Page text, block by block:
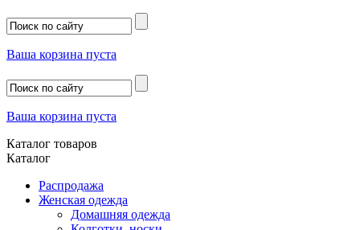
Ваша корзина пуста
Ваша корзина пуста
Каталог товаров
Каталог
Распродажа
Женская одежда
Домашняя одежда